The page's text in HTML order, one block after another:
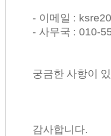
- 이메일 :
- 사무국 : 010-
궁금한 사항이
감사합니다.